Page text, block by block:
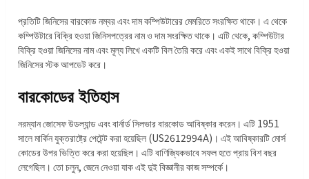
প্রতিটি জিনিসের বারকোড নম্বর এবং দাম কম্পিউটারের মেমরিতে সংরক্ষিত থাকে। এ থেকে
কম্পিউটারে বিক্রি হওয়া জিনিসপত্রের নাম ও দাম সংরক্ষিত থাকে। এটি থেকে, কম্পিউটার
বিক্রি হওয়া জিনিসের নাম এবং মূল্য লিখে একটি বিল তৈরি করে এবং একই সাথে বিক্রি হওয়া
জিনিসের স্টক আপডেট করে।
বারকোডের ইতিহাস
নরম্যান জোসেফ উডল্যান্ড এবং বার্নার্ড সিলভার বারকোড আবিষ্কার করেন। এটি 1951
সালে মার্কিন যুক্তরাষ্ট্রে পেটেন্ট করা হয়েছিল (US2612994A)। এই আবিষ্কারটি মোর্স
কোডের উপর ভিত্তি করে করা হয়েছিল। এটি বাণিজ্যিকভাবে সফল হতে প্রায় বিশ বছর
লেগেছিল। তো চলুন, জেনে নেওয়া যাক এই দুই বিজ্ঞানীর কাজ সম্পর্কে।